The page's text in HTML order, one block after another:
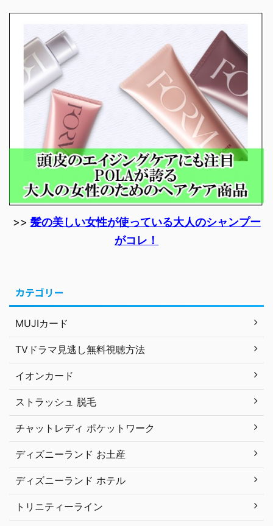
>> 髪の美しい女性が使っている大人のシャンプー
がコレ！
カテゴリー
MUJIカード
TVドラマ見逃し無料視聴方法
イオンカード
ストラッシュ 脱毛
チャットレディ ポケットワーク
ディズニーランド お土産
ディズニーランド ホテル
トリニティーライン